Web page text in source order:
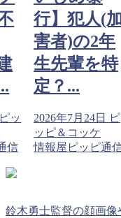
ッ
信
行】犯人(
害者)の2年
生先輩を特
定？...
2026年7月24日
ピ
ッピ＆コッケ
情報屋ピッピ通
鈴木勇士監督の顔画